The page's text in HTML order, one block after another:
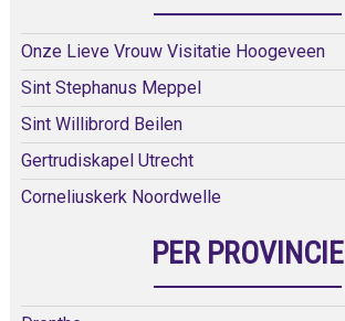
Onze Lieve Vrouw Visitatie Hoogeveen
Sint Stephanus Meppel
Sint Willibrord Beilen
Gertrudiskapel Utrecht
Corneliuskerk Noordwelle
PER PROVINCIE